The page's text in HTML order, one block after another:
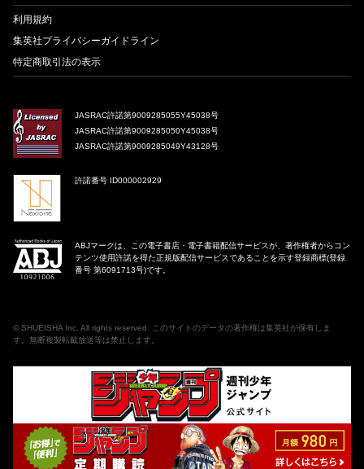
利用規約
集英社プライバシーガイドライン
特定商取引法の表示
JASRAC許諾第9009285055Y45038号
JASRAC許諾第9009285050Y45038号
JASRAC許諾第9009285049Y43128号
許諾番号 ID000002929
ABJマークは、この電子書店・電子書籍配信サービスが、著作権者からコン
テンツ使用許諾を得た正規版配信サービスであることを示す登録商標(登録
番号 第6091713号)です。
© SHUEISHA Inc . All rights reserved. このサイトのデータの著作権は集英社が保有しま
す。無断複製転載放送等は禁止します。